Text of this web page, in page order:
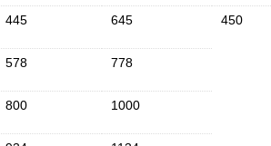
445 645 450
578 778
800 1000